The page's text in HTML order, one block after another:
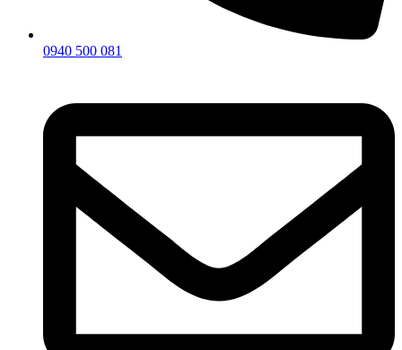
0940 500 081